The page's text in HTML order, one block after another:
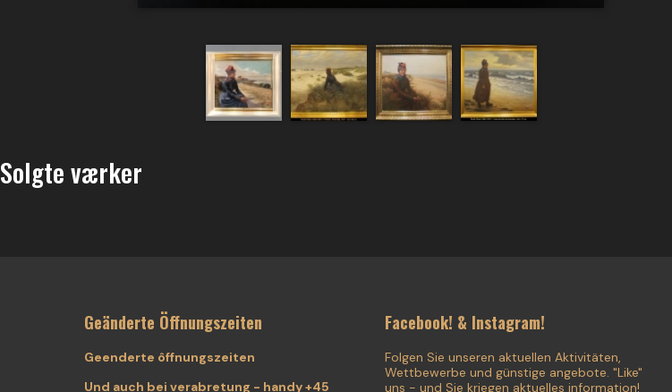
Solgte værker
Geänderte Öffnungszeiten
Geenderte ôffnungszeiten
Und auch bei verabretung - handy +45
Facebook! & Instagram!
Folgen Sie unseren aktuellen Aktivitäten,
Wettbewerbe und günstige angebote. "Like"
uns - und Sie kriegen aktuelles information!